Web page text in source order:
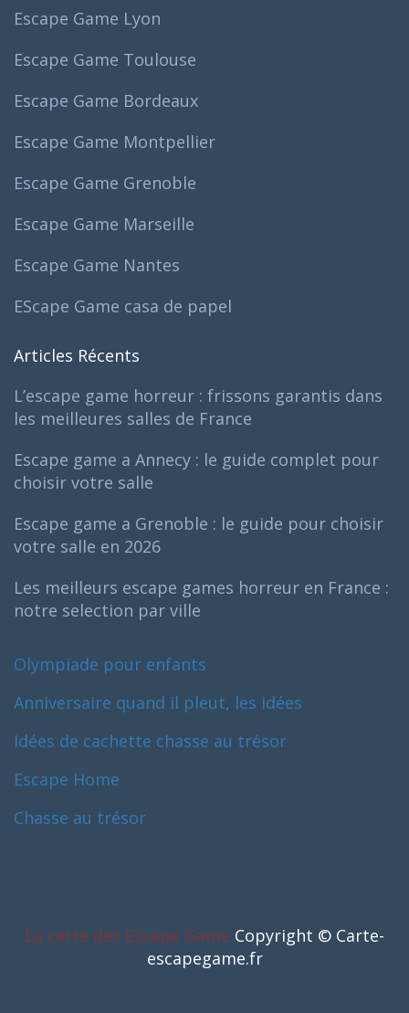
Escape Game Lyon
Escape Game Toulouse
Escape Game Bordeaux
Escape Game Montpellier
Escape Game Grenoble
Escape Game Marseille
Escape Game Nantes
EScape Game casa de papel
Articles Récents
L’escape game horreur : frissons garantis dans
les meilleures salles de France
Escape game a Annecy : le guide complet pour
choisir votre salle
Escape game a Grenoble : le guide pour choisir
votre salle en 2026
Les meilleurs escape games horreur en France :
notre selection par ville
Olympiade pour enfants
Anniversaire quand il pleut, les idées
Idées de cachette chasse au trésor
Escape Home
Chasse au trésor
La carte des Escape Game Copyright © Carte-
escapegame.fr